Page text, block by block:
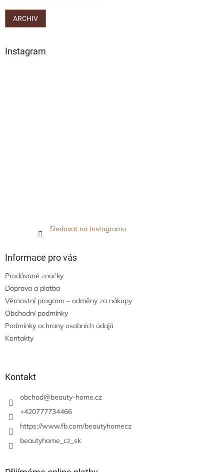
ARCHIV
Instagram
Sledovat na Instagramu
Informace pro vás
Prodávané značky
Doprava a platba
Věrnostní program – odměny za nákupy
Obchodní podmínky
Podmínky ochrany osobních údajů
Kontakty
Kontakt
obchod@beauty-home.cz
+420777734466
https://www.fb.com/beautyhomecz
beautyhome_cz_sk